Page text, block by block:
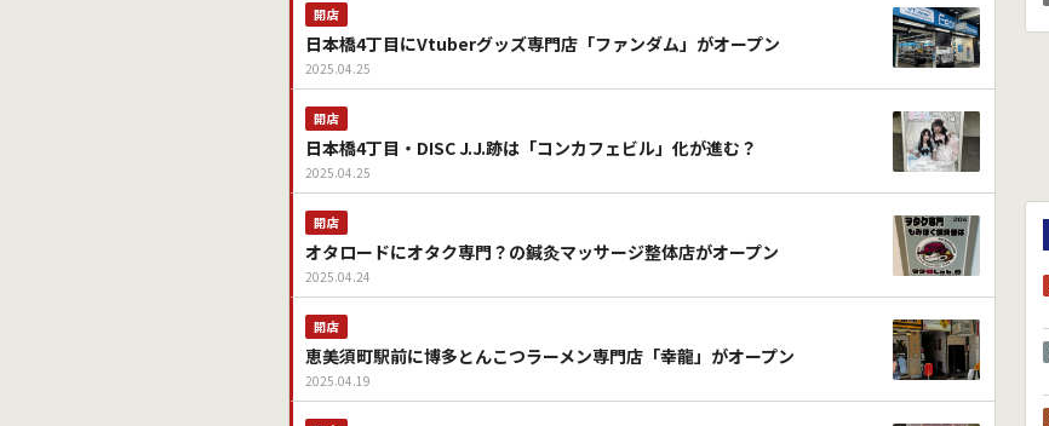
開店
日本橋4丁目にVtuberグッズ専門店「ファンダム」がオープン
2025.04.25
開店
日本橋4丁目・DISC J.J.跡は「コンカフェビル」化が進む？
2025.04.25
開店
オタロードにオタク専門？の鍼灸マッサージ整体店がオープン
2025.04.24
開店
恵美須町駅前に博多とんこつラーメン専門店「幸龍」がオープン
2025.04.19